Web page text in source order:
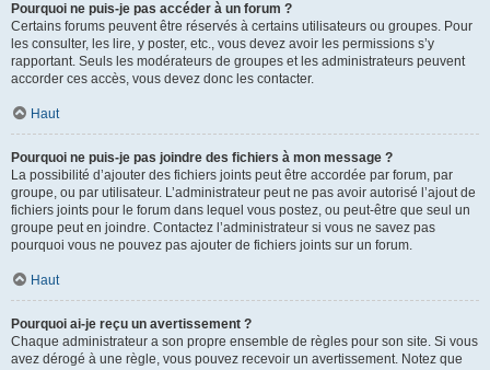
Pourquoi ne puis-je pas accéder à un forum ?
Certains forums peuvent être réservés à certains utilisateurs ou groupes. Pour
les consulter, les lire, y poster, etc., vous devez avoir les permissions s’y
rapportant. Seuls les modérateurs de groupes et les administrateurs peuvent
accorder ces accès, vous devez donc les contacter.
Haut
Pourquoi ne puis-je pas joindre des fichiers à mon message ?
La possibilité d’ajouter des fichiers joints peut être accordée par forum, par
groupe, ou par utilisateur. L’administrateur peut ne pas avoir autorisé l’ajout de
fichiers joints pour le forum dans lequel vous postez, ou peut-être que seul un
groupe peut en joindre. Contactez l’administrateur si vous ne savez pas
pourquoi vous ne pouvez pas ajouter de fichiers joints sur un forum.
Haut
Pourquoi ai-je reçu un avertissement ?
Chaque administrateur a son propre ensemble de règles pour son site. Si vous
avez dérogé à une règle, vous pouvez recevoir un avertissement. Notez que